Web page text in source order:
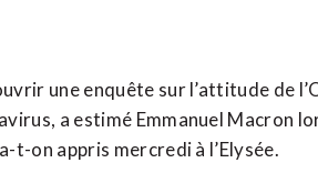
une enquête sur l’attitude de
a estimé Emmanuel Macron
on appris mercredi à l’Elysée.